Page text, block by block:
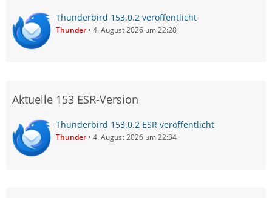
Thunderbird 153.0.2 veröffentlicht
Thunder 4. August 2026 um 22:28
Aktuelle 153 ESR-Version
Thunderbird 153.0.2 ESR veröffentlicht
Thunder 4. August 2026 um 22:34